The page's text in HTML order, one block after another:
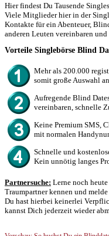
Hier findest Du Tausende
Viele Mitglieder hier in der
Kontakte für ein Abenteuer,
anderen Leuten vereinbaren
Vorteile Singlebörse Blind
Mehr als 200.000
somit große Auswahl
Aufregende Blind
vereinbaren, schnelle
Keine Premium SMS,
mit normalen
Schnelle und
Kein unnötig langes
Partnersuche: Lerne noch
Traumpartner kennen und
Du hast hierbei keinerlei
kannst Dich jederzeit wieder